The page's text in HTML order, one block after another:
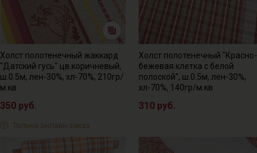
Холст полотенечный жаккард
"Датский гусь" цв.коричневый,
ш.0.5м, лен-30%, хл-70%, 210гр/
м.кв
350 руб.
Только онлайн-заказ
Холст полотенечный "Красно-
бежевая клетка с белой
полоской", ш.0.5м, лен-30%,
хл-70%, 140гр/м.кв
310 руб.